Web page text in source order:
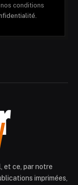
conditions
et ce, par notre
imprimées,